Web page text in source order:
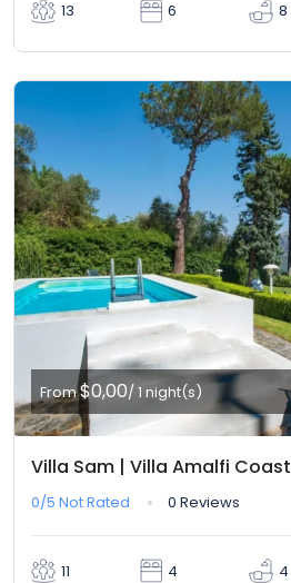
13 6 8
From$0,00/ 1 night(s)
Villa Sam | Villa Amalfi Coast
0/5 Not Rated 0 Reviews
11 4 4